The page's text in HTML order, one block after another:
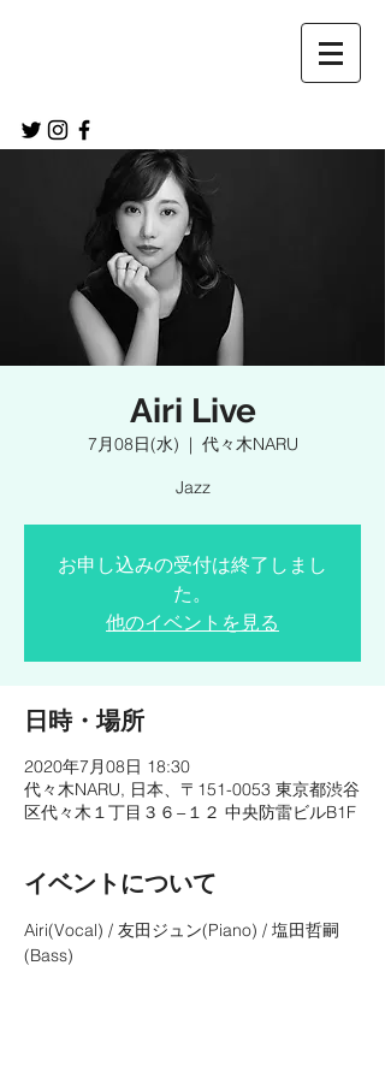
Airi Live
7月08日(水)
  |
代々木NARU
Jazz
お申し込みの受付は終了しまし
た。
他のイベントを見る
日時・場所
2020年7月08日 18:30
代々木NARU, 日本、〒151-0053 東京都渋谷
区代々木１丁目３６−１２ 中央防雷ビルB1F
イベントについて
Airi(Vocal) / 友田ジュン(Piano) / 塩田哲嗣
(Bass)